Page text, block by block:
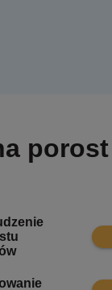
porost
8.6
7.3